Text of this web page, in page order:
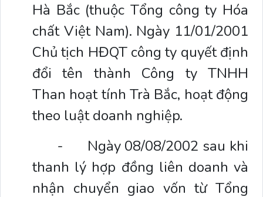
Hà Bắc (thuộc Tổng công ty Hóa
chất Việt Nam). Ngày 11/01/2001
Chủ tịch HĐQT công ty quyết định
đổi tên thành Công ty TNHH
Than hoạt tính Trà Bắc, hoạt động
theo luật doanh nghiệp.
-
Ngày 08/08/2002 sau khi
thanh lý hợp đồng liên doanh và
nhận chuyển giao vốn từ Tổng